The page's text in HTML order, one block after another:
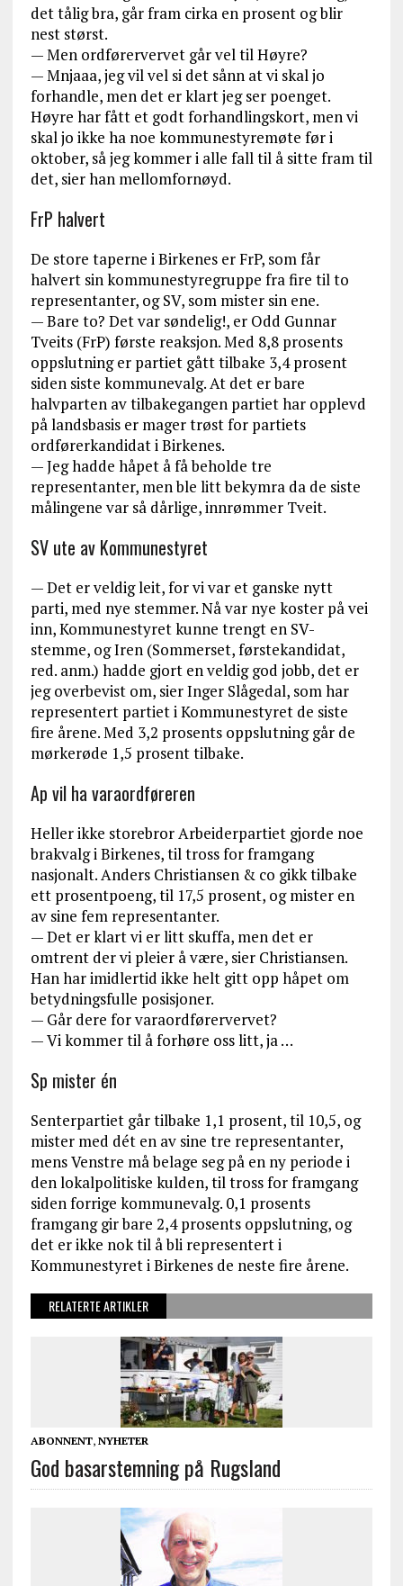
det tålig bra, går fram cirka en prosent og blir
nest størst.
— Men ordførervervet går vel til Høyre?
— Mnjaaa, jeg vil vel si det sånn at vi skal jo
forhandle, men det er klart jeg ser poenget.
Høyre har fått et godt forhandlingskort, men vi
skal jo ikke ha noe kommunestyremøte før i
oktober, så jeg kommer i alle fall til å sitte fram til
det, sier han mellomfornøyd.
FrP halvert
De store taperne i Birkenes er FrP, som får
halvert sin kommunestyregruppe fra fire til to
representanter, og SV, som mister sin ene.
— Bare to? Det var søndelig!, er Odd Gunnar
Tveits (FrP) første reaksjon. Med 8,8 prosents
oppslutning er partiet gått tilbake 3,4 prosent
siden siste kommunevalg. At det er bare
halvparten av tilbakegangen partiet har opplevd
på landsbasis er mager trøst for partiets
ordførerkandidat i Birkenes.
— Jeg hadde håpet å få beholde tre
representanter, men ble litt bekymra da de siste
målingene var så dårlige, innrømmer Tveit.
SV ute av Kommunestyret
— Det er veldig leit, for vi var et ganske nytt
parti, med nye stemmer. Nå var nye koster på vei
inn, Kommunestyret kunne trengt en SV-
stemme, og Iren (Sommerset, førstekandidat,
red. anm.) hadde gjort en veldig god jobb, det er
jeg overbevist om, sier Inger Slågedal, som har
representert partiet i Kommunestyret de siste
fire årene. Med 3,2 prosents oppslutning går de
mørkerøde 1,5 prosent tilbake.
Ap vil ha varaordføreren
Heller ikke storebror Arbeiderpartiet gjorde noe
brakvalg i Birkenes, til tross for framgang
nasjonalt. Anders Christiansen & co gikk tilbake
ett prosentpoeng, til 17,5 prosent, og mister en
av sine fem representanter.
— Det er klart vi er litt skuffa, men det er
omtrent der vi pleier å være, sier Christiansen.
Han har imidlertid ikke helt gitt opp håpet om
betydningsfulle posisjoner.
— Går dere for varaordførervervet?
— Vi kommer til å forhøre oss litt, ja …
Sp mister én
Senterpartiet går tilbake 1,1 prosent, til 10,5, og
mister med dét en av sine tre representanter,
mens Venstre må belage seg på en ny periode i
den lokalpolitiske kulden, til tross for framgang
siden forrige kommunevalg. 0,1 prosents
framgang gir bare 2,4 prosents oppslutning, og
det er ikke nok til å bli representert i
Kommunestyret i Birkenes de neste fire årene.
RELATERTE ARTIKLER
ABONNENT, NYHETER
God basarstemning på Rugsland